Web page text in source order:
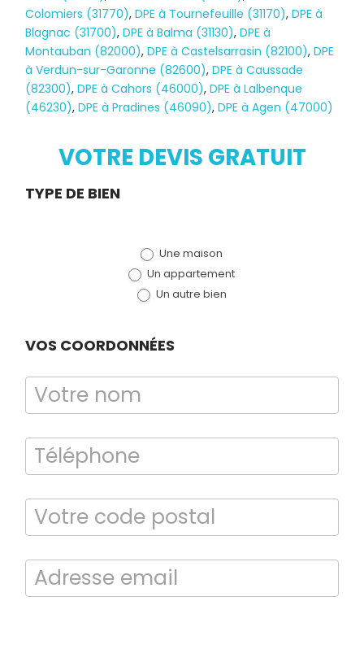
TERMITES
Colomiers (31770),DPE à Tournefeuille (31170),DPE à
Blagnac (31700),DPE à Balma (31130),DPE à
Montauban (82000),DPE à Castelsarrasin (82100),DPE
à Verdun-sur-Garonne (82600),DPE à Caussade
(82300),DPE à Cahors (46000),DPE à Lalbenque
(46230),DPE à Pradines (46090),DPE à Agen (47000)
VOTRE DEVIS GRATUIT
Demande
TYPE DE BIEN
Une maison
Un appartement
Un autre bien
VOS COORDONNÉES